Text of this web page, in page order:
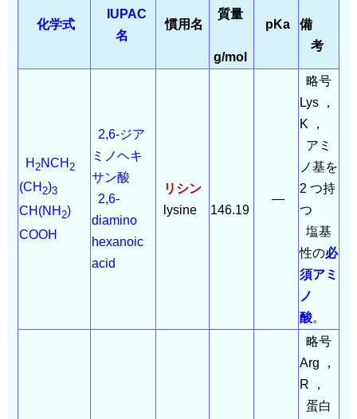
化学式
IUPAC
名
慣用名
質量
g/mol
pKa
備
考
H 2NCH 2
(CH 2)3
CH(NH 2)
COOH
2,6-ジア
ミノヘキ
サン酸
2,6-
diamino
hexanoic
acid
リシン
lysine
146.19
―
略号
Lys ，
K ，
アミ
ノ基を
2 つ持
つ
塩基
性の必
須アミ
ノ
酸。
略号
Arg ，
R ，
蛋白